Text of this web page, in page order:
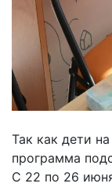
Так как дети
программа
С 22 по 26